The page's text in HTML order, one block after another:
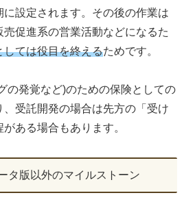
設定されます。その後の作業は
促進系の営業活動などになるた
しては役目を終えるためです。
の発覚など)のための保険としての
受託開発の場合は先方の「受け
ある場合もあります。
タ版以外のマイルストーン